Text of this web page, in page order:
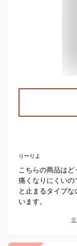
りーりよ
こちらの商品は
痛くなりにくいの
と止まるタイプ
います。